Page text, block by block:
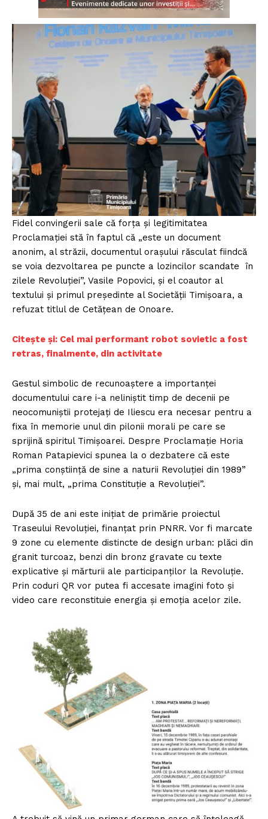
Fidel convingerii sale că forța și legitimitatea
Proclamației stă în faptul că „este un document
anonim, al străzii, documentul orașului răsculat fiindcă
se voia dezvoltarea pe puncte a lozincilor scandate în
zilele Revoluției”, Vasile Popovici, și el coautor al
textului și primul președinte al Societății Timișoara, a
refuzat titlul de Cetățean de Onoare.
Citește și: Cel mai performant robot sovietic a fost
retras, finalmente, din activitate
Gestul simbolic de recunoaștere a importanței
documentului care i-a neliniștit timp de decenii pe
neocomuniștii protejați de Iliescu era necesar pentru a
fixa în memorie unul din pilonii morali pe care se
sprijină spiritul Timișoarei. Despre Proclamație Horia
Roman Patapievici spunea la o dezbatere că este
„prima conștiință de sine a naturii Revoluției din 1989”
și, mai mult, „prima Constituție a Revoluției”.
După 35 de ani este inițiat de primărie proiectul
Traseului Revoluției, finanțat prin PNRR. Vor fi marcate
9 zone cu elemente distincte de design urban: plăci din
granit turcoaz, benzi din bronz gravate cu texte
explicative și mărturii ale participanților la Revoluție.
Prin coduri QR vor putea fi accesate imagini foto și
video care reconstituie energia și emoția acelor zile.